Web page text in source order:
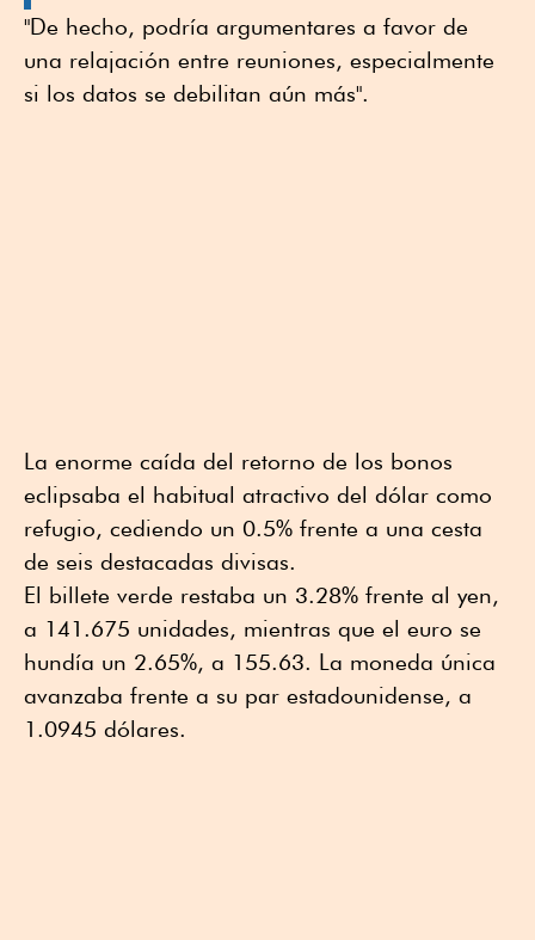
"De hecho, podría argumentares a favor de
una relajación entre reuniones, especialmente
si los datos se debilitan aún más".
La enorme caída del retorno de los bonos
eclipsaba el habitual atractivo del dólar como
refugio, cediendo un 0.5% frente a una cesta
de seis destacadas divisas.
El billete verde restaba un 3.28% frente al yen,
a 141.675 unidades, mientras que el euro se
hundía un 2.65%, a 155.63. La moneda única
avanzaba frente a su par estadounidense, a
1.0945 dólares.